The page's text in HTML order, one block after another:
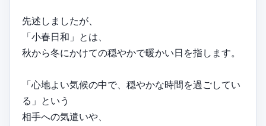
先述しましたが、
「小春日和」とは、
秋から冬にかけての穏やかで暖かい日を指します。
「心地よい気候の中で、穏やかな時間を過ごしてい
る」という
相手への気遣いや、